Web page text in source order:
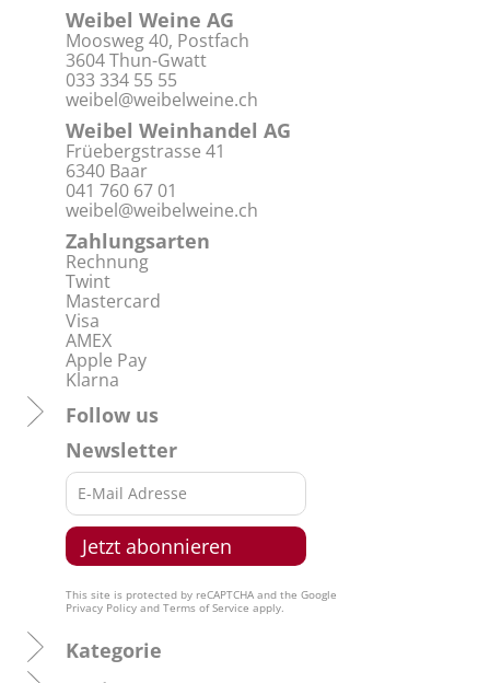
Weibel Weine AG
Moosweg 40, Postfach
3604 Thun-Gwatt
033 334 55 55
weibel@weibelweine.ch
Weibel Weinhandel AG
Früebergstrasse 41
6340 Baar
041 760 67 01
weibel@weibelweine.ch
Zahlungsarten
Rechnung
Twint
Mastercard
Visa
AMEX
Apple Pay
Klarna
Follow us
Newsletter
This site is protected by reCAPTCHA and the Google
Privacy Policy and Terms of Service apply.
Kategorie